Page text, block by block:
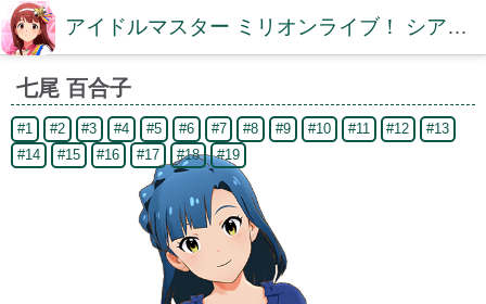
アイドルマスター ミリオンライブ！ シアターデイズDB【ミリシタDB】
七尾 百合子
#1 #2 #3 #4 #5 #6 #7 #8 #9 #10 #11 #12
#13
#14
#15 #16 #17 #18 #19